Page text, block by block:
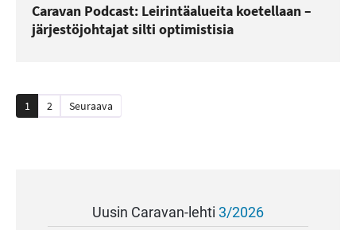
Caravan Podcast: Leirintäalueita koetellaan –
järjestöjohtajat silti optimistisia
Artikkelien
1 2 Seuraava
Uusin Caravan-lehti 3/2026